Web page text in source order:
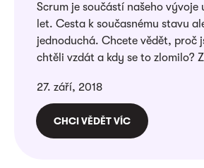
Scrum je součástí našeho vývoje
let. Cesta k současnému stavu
jednoduchá. Chcete vědět, proč
chtěli vzdát a kdy se to zlomilo?
27. září, 2018
CHCI VĚDĚT VÍC